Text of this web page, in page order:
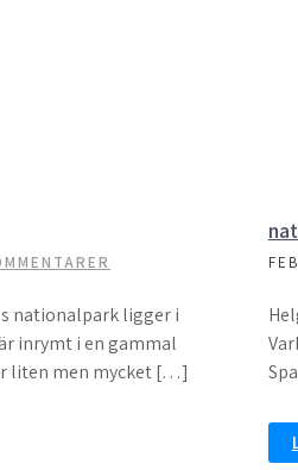
nationalpark ligger i
inrymt i en gammal
liten men mycket […]